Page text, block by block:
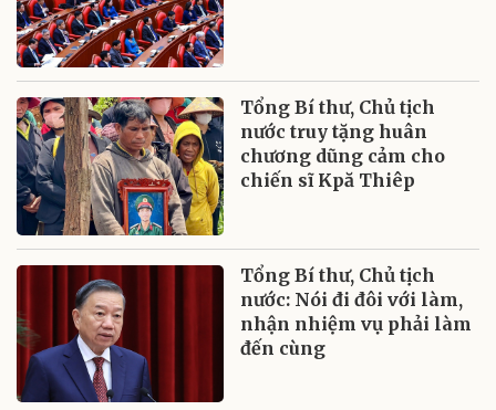
Tổng Bí thư, Chủ tịch
nước truy tặng huân
chương dũng cảm cho
chiến sĩ Kpă Thiêp
Tổng Bí thư, Chủ tịch
nước: Nói đi đôi với làm,
nhận nhiệm vụ phải làm
đến cùng